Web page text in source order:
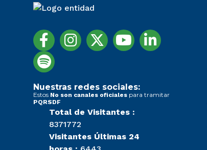
Nuestras redes sociales:
Estos No son canales oficiales para tramitar
PQRSDF
Total de Visitantes :
8371772
Visitantes Últimas 24